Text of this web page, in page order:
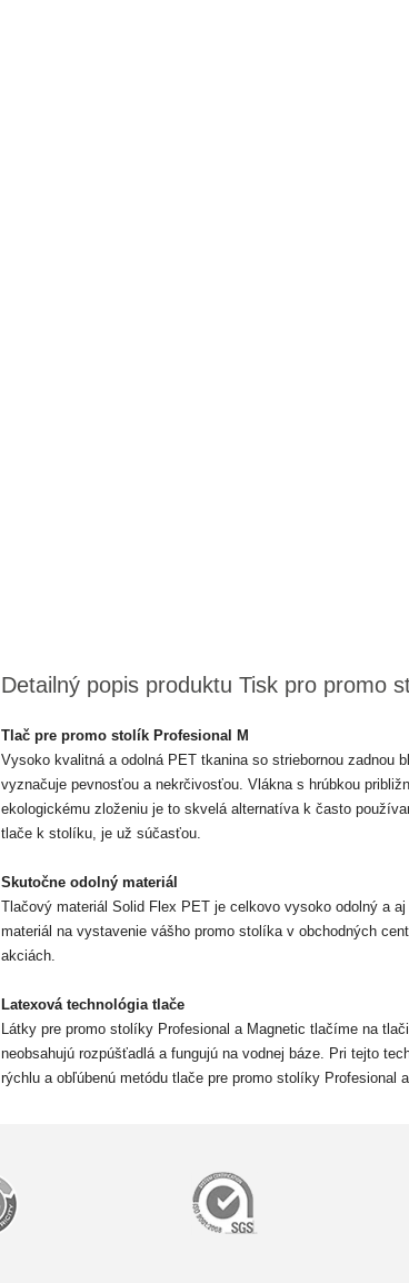
Detailný popis produktu Tisk pro promo
Tlač pre promo stolík Profesional M
Vysoko kvalitná a odolná PET tkanina so striebornou zadnou
vyznačuje pevnosťou a nekrčivosťou. Vlákna s hrúbkou
ekologickému zloženiu je to skvelá alternatíva k často
tlače k stolíku, je už súčasťou.
Skutočne odolný materiál
Tlačový materiál Solid Flex PET je celkovo vysoko odolný a
materiál na vystavenie vášho promo stolíka v obchodných
akciách.
Latexová technológia tlače
Látky pre promo stolíky Profesional a Magnetic tlačíme na
neobsahujú rozpúšťadlá a fungujú na vodnej báze. Pri tejto
rýchlu a obľúbenú metódu tlače pre promo stolíky Profesional